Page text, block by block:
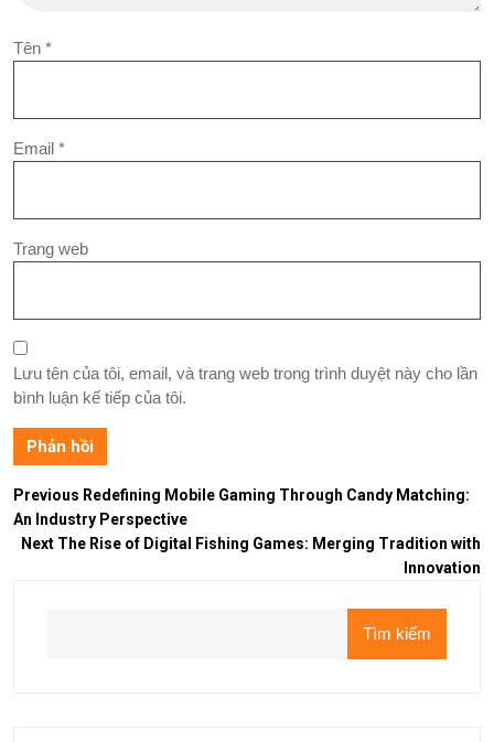
Tên *
Email *
Trang web
Lưu tên của tôi, email, và trang web trong trình duyệt này cho lần
bình luận kế tiếp của tôi.
Previous Redefining Mobile Gaming Through Candy Matching:
An Industry Perspective
Next The Rise of Digital Fishing Games: Merging Tradition with
Innovation
Tìm kiếm